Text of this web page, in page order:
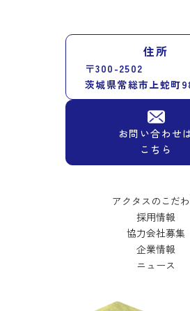
住所
〒300-2502
茨城県常総市上蛇町
お問い合わせ
こちら
アクタスのこだわ
採用情報
協力会社募集
企業情報
ニュース